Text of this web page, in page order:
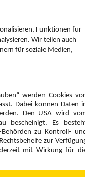
Ohne
Sa., 6.2.27